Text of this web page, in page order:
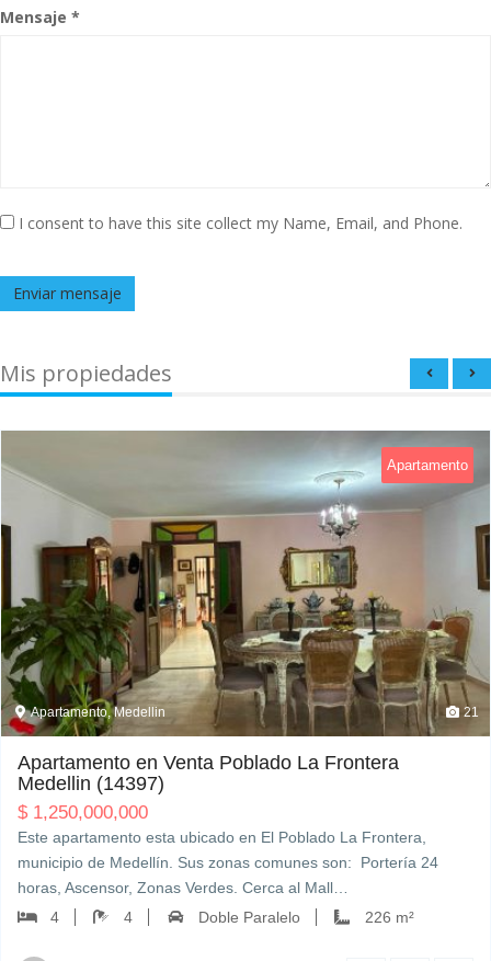
Mensaje *
I consent to have this site collect my Name, Email, and Phone.
Enviar mensaje
Mis propiedades
Apartamento
Apartamento, Medellin 21
Apartamento en Venta Poblado La Frontera
Medellin (14397)
$ 1,250,000,000
Este apartamento esta ubicado en El Poblado La Frontera,
municipio de Medellín. Sus zonas comunes son: Portería 24
horas, Ascensor, Zonas Verdes. Cerca al Mall…
4
4 Doble Paralelo 226 m²